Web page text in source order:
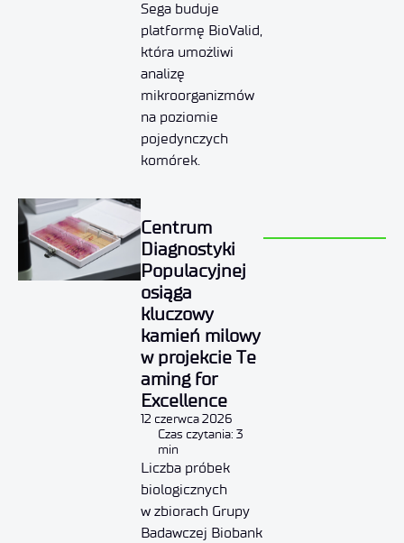
Sega buduje
platformę BioValid,
która umożliwi
analizę
mikroorganizmów
na poziomie
pojedynczych
komórek.
Centrum
Diagnostyki
Populacyjnej
osiąga
kluczowy
kamień milowy
w projekcie Te
aming for
Excellence
12 czerwca 2026
Czas czytania: 3
min
Liczba próbek
biologicznych
w zbiorach Grupy
Badawczej Biobank